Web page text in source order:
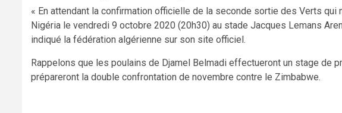
« En attendant la confirmation officielle de la seconde sortie des Verts
Nigéria le vendredi 9 octobre 2020 (20h30) au stade Jacques Lemans
indiqué la fédération algérienne sur son site officiel.
Rappelons que les poulains de Djamel Belmadi effectueront un stage de
prépareront la double confrontation de novembre contre le Zimbabwe.